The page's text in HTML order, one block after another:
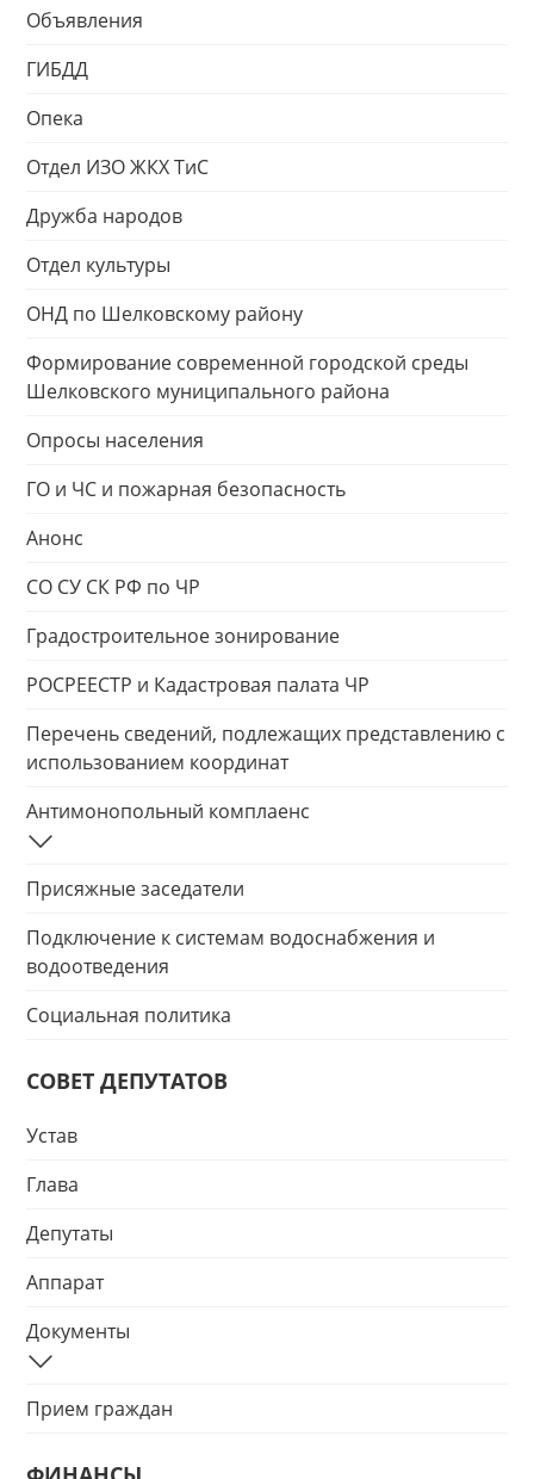
Объявления
ГИБДД
Опека
Отдел ИЗО ЖКХ ТиС
Дружба народов
Отдел культуры
ОНД по Шелковскому району
Формирование современной городской среды
Шелковского муниципального района
Опросы населения
ГО и ЧС и пожарная безопасность
Анонс
СО СУ СК РФ по ЧР
Градостроительное зонирование
РОСРЕЕСТР и Кадастровая палата ЧР
Перечень сведений, подлежащих представлению с
использованием координат
Антимонопольный комплаенс
Присяжные заседатели
Подключение к системам водоснабжения и
водоотведения
Социальная политика
СОВЕТ ДЕПУТАТОВ
Устав
Глава
Депутаты
Аппарат
Документы
Прием граждан